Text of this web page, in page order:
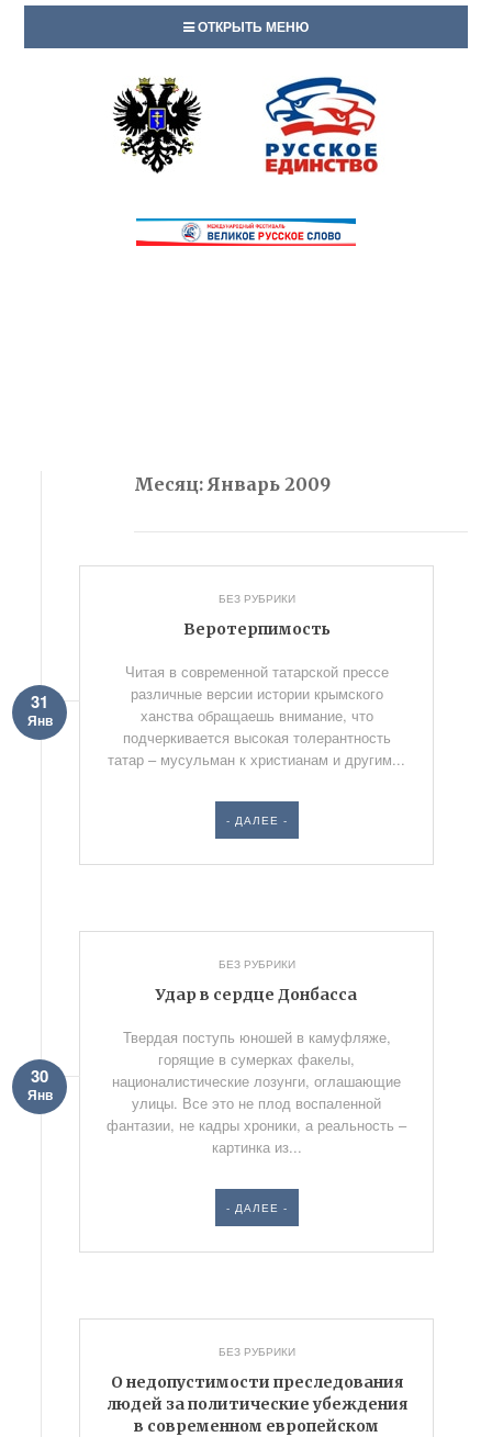
ОТКРЫТЬ МЕНЮ
Месяц:Январь 2009
БЕЗ РУБРИКИ
Веротерпимость
31
Янв
Читая в современной татарской прессе
различные версии истории крымского
ханства обращаешь внимание, что
подчеркивается высокая толерантность
татар – мусульман к христианам и другим...
- ДАЛЕЕ -
БЕЗ РУБРИКИ
Удар в сердце Донбасса
30
Янв
Твердая поступь юношей в камуфляже,
горящие в сумерках факелы,
националистические лозунги, оглашающие
улицы. Все это не плод воспаленной
фантазии, не кадры хроники, а реальность –
картинка из...
- ДАЛЕЕ -
БЕЗ РУБРИКИ
О недопустимости преследования
людей за политические убеждения
в современном европейском